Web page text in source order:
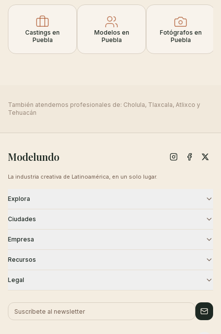
Castings en
Puebla
Modelos en
Puebla
Fotógrafos en
Puebla
También atendemos profesionales de: Cholula, Tlaxcala, Atlixco y
Tehuacán
Modelundo
La industria creativa de Latinoamérica, en un solo lugar.
Explora
Castings Creativos
Ciudades
Monterrey Puebla
Tijuana
Empresa
Contacto Carreras
Recursos
Historias de Éxito Centro de Ayuda
Legal
Cookies